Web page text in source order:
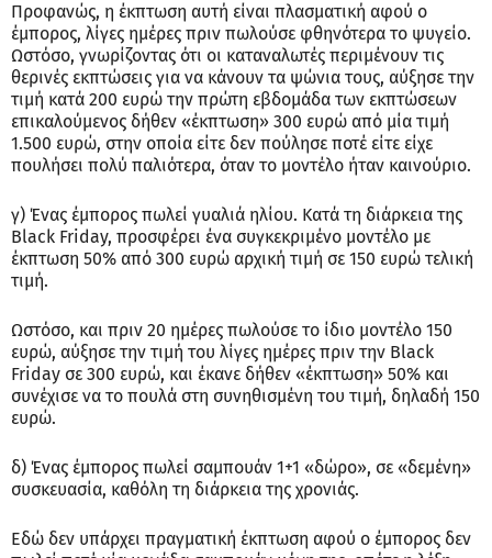
Προφανώς, η έκπτωση αυτή είναι πλασματική αφού ο
έμπορος, λίγες ημέρες πριν πωλούσε φθηνότερα το ψυγείο.
Ωστόσο, γνωρίζοντας ότι οι καταναλωτές περιμένουν τις
θερινές εκπτώσεις για να κάνουν τα ψώνια τους, αύξησε την
τιμή κατά 200 ευρώ την πρώτη εβδομάδα των εκπτώσεων
επικαλούμενος δήθεν «έκπτωση» 300 ευρώ από μία τιμή
1.500 ευρώ, στην οποία είτε δεν πούλησε ποτέ είτε είχε
πουλήσει πολύ παλιότερα, όταν το μοντέλο ήταν καινούριο.
γ) Ένας έμπορος πωλεί γυαλιά ηλίου. Κατά τη διάρκεια της
Black Friday, προσφέρει ένα συγκεκριμένο μοντέλο με
έκπτωση 50% από 300 ευρώ αρχική τιμή σε 150 ευρώ τελική
τιμή.
Ωστόσο, και πριν 20 ημέρες πωλούσε το ίδιο μοντέλο 150
ευρώ, αύξησε την τιμή του λίγες ημέρες πριν την Black
Friday σε 300 ευρώ, και έκανε δήθεν «έκπτωση» 50% και
συνέχισε να το πουλά στη συνηθισμένη του τιμή, δηλαδή 150
ευρώ.
δ) Ένας έμπορος πωλεί σαμπουάν 1+1 «δώρο», σε «δεμένη»
συσκευασία, καθόλη τη διάρκεια της χρονιάς.
Εδώ δεν υπάρχει πραγματική έκπτωση αφού ο έμπορος δεν